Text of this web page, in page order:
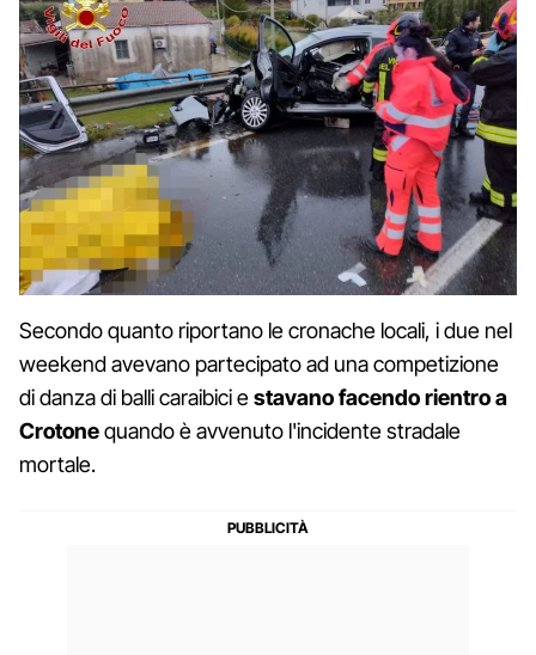
Secondo quanto riportano le cronache locali, i due nel
weekend avevano partecipato ad una competizione
di danza di balli caraibici estavano facendo rientro a
Crotonequando è avvenuto l'incidente stradale
mortale.